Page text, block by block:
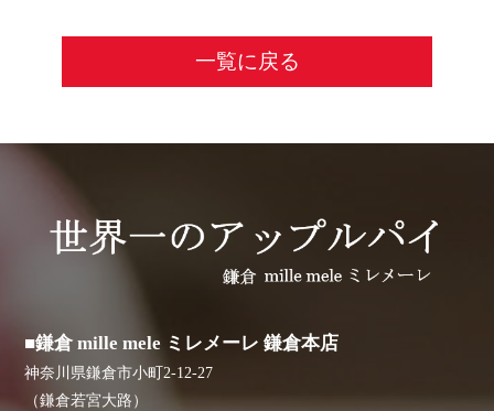
一覧に戻る
■鎌倉 mille mele ミレメーレ 鎌倉本店
神奈川県鎌倉市小町2-12-27
（鎌倉若宮大路）